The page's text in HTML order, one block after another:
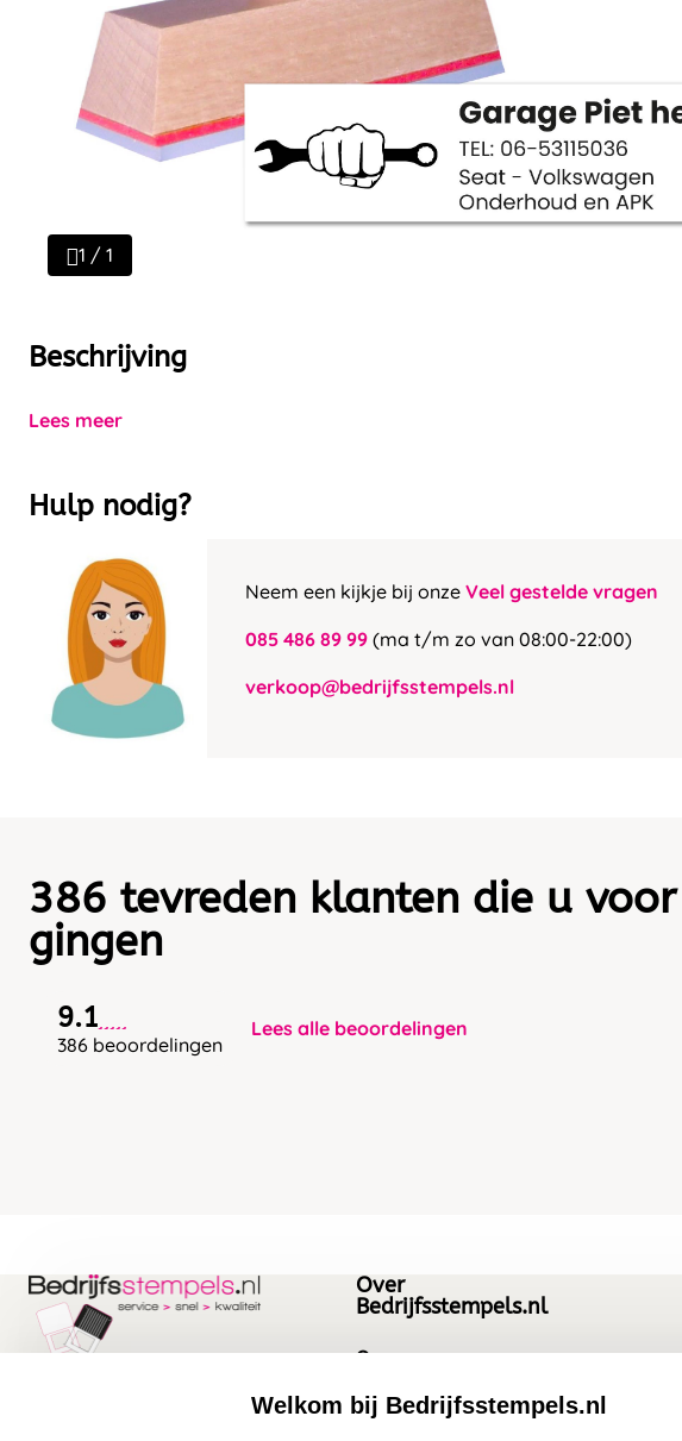
1 / 1
Beschrijving
Lees meer
Hulp nodig?
Neem een kijkje bij onze Veel gestelde vragen
085 486 89 99 (ma t/m zo van 08:00-22:00)
verkoop@bedrijfsstempels.nl
386 tevreden klanten die u voor
gingen
9.1
386 beoordelingen
Lees alle beoordelingen
Over
Bedrijfsstempels.nl
Over ons
Bedrijfsgegevens
Welkom bij Bedrijfsstempels.nl